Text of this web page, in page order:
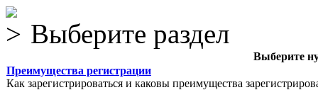
Выберите раздел
Выберите
Преимущества регистрации
Как зарегистрироваться и каковы преимущества